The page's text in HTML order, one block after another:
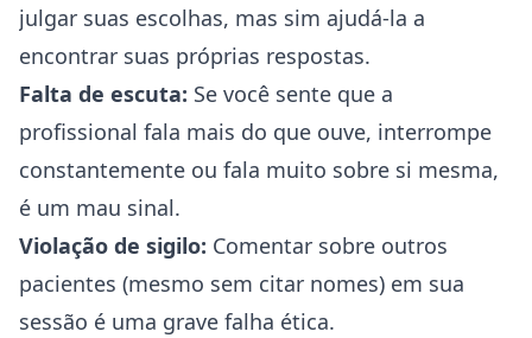
julgar suas escolhas, mas sim ajudá-la a
encontrar suas próprias respostas.
Falta de escuta: Se você sente que a
profissional fala mais do que ouve, interrompe
constantemente ou fala muito sobre si mesma,
é um mau sinal.
Violação de sigilo: Comentar sobre outros
pacientes (mesmo sem citar nomes) em sua
sessão é uma grave falha ética.